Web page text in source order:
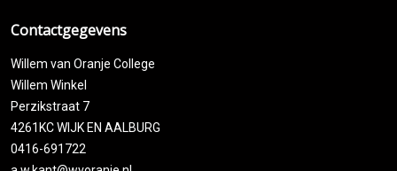
Contactgegevens
Willem van Oranje College
Willem Winkel
Perzikstraat 7
4261KC WIJK EN AALBURG
0416-691722